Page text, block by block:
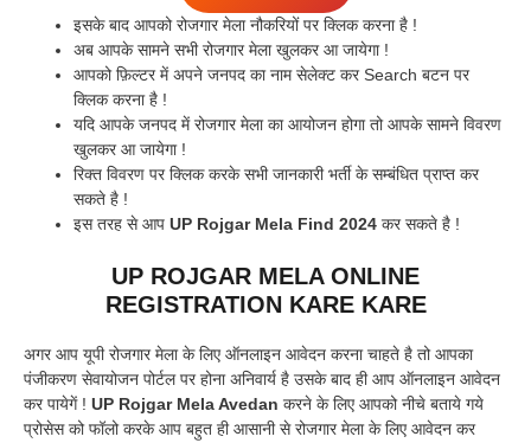
इसके बाद आपको रोजगार मेला नौकरियों पर क्लिक करना है !
अब आपके सामने सभी रोजगार मेला खुलकर आ जायेगा !
आपको फ़िल्टर में अपने जनपद का नाम सेलेक्ट कर Search बटन पर
क्लिक करना है !
यदि आपके जनपद में रोजगार मेला का आयोजन होगा तो आपके सामने विवरण
खुलकर आ जायेगा !
रिक्त विवरण पर क्लिक करके सभी जानकारी भर्ती के सम्बंधित प्राप्त कर
सकते है !
इस तरह से आप UP Rojgar Mela Find 2024 कर सकते है !
UP ROJGAR MELA ONLINE
REGISTRATION KARE KARE
अगर आप यूपी रोजगार मेला के लिए ऑनलाइन आवेदन करना चाहते है तो आपका
पंजीकरण सेवायोजन पोर्टल पर होना अनिवार्य है उसके बाद ही आप ऑनलाइन आवेदन
कर पायेगें ! UP Rojgar Mela Avedan करने के लिए आपको नीचे बताये गये
प्रोसेस को फॉलो करके आप बहुत ही आसानी से रोजगार मेला के लिए आवेदन कर